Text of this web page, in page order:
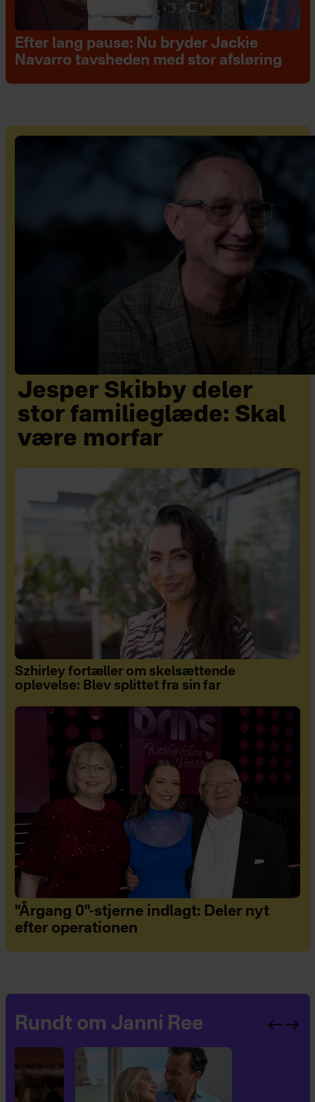
Efter lang pause: Nu bryder Jackie
Navarro tavsheden med stor afsløring
Jesper Skibby deler
stor familieglæde: Skal
være morfar
Szhirley fortæller om skelsættende
oplevelse: Blev splittet fra sin far
"Årgang 0"-stjerne indlagt: Deler nyt
efter operationen
Rundt om Janni Ree